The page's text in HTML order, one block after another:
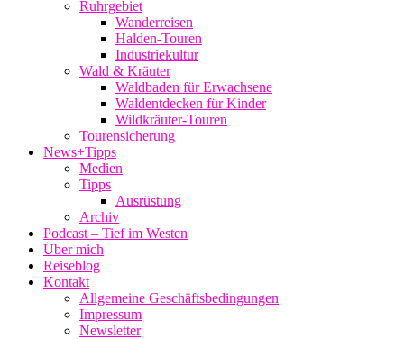
Ruhrgebiet
Wanderreisen
Halden-Touren
Industriekultur
Wald & Kräuter
Waldbaden für Erwachsene
Waldentdecken für Kinder
Wildkräuter-Touren
Tourensicherung
News+Tipps
Medien
Tipps
Ausrüstung
Archiv
Podcast – Tief im Westen
Über mich
Reiseblog
Kontakt
Allgemeine Geschäftsbedingungen
Impressum
Newsletter